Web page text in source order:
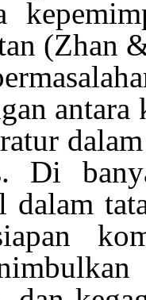
(Zhan
antara
. Di
dalam